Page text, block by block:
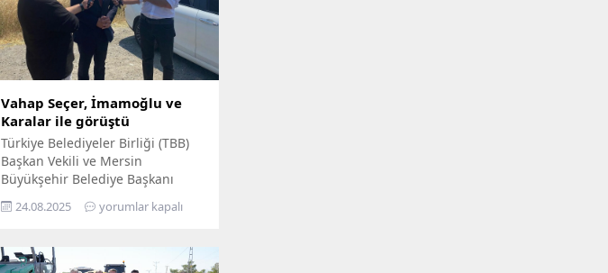
Vahap Seçer, İmamoğlu ve
Karalar ile görüştü
Türkiye Belediyeler Birliği (TBB)
Başkan Vekili ve Mersin
Büyükşehir Belediye Başkanı
Vahap Seçer, Silivri Cezaevi’ndeki
tutuklu belediye başkanlarını
Silivri’de; Cumhuriyet Halk
Partisi’nin (CHP) Cumhurbaşkanı
24.08.2025 yorumlar kapalı